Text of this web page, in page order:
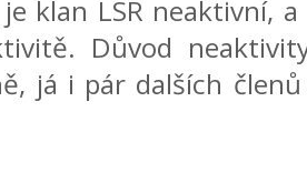
klan LSR neaktivní,
Důvod
já i pár dalších